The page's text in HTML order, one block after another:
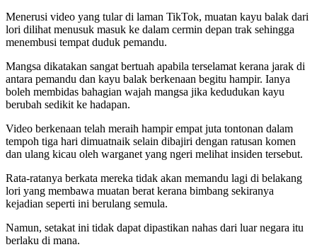
Menerusi video yang tular di laman TikTok, muatan kayu balak dari
lori dilihat menusuk masuk ke dalam cermin depan trak sehingga
menembusi tempat duduk pemandu.
Mangsa dikatakan sangat bertuah apabila terselamat kerana jarak di
antara pemandu dan kayu balak berkenaan begitu hampir. Ianya
boleh membidas bahagian wajah mangsa jika kedudukan kayu
berubah sedikit ke hadapan.
Video berkenaan telah meraih hampir empat juta tontonan dalam
tempoh tiga hari dimuatnaik selain dibajiri dengan ratusan komen
dan ulang kicau oleh warganet yang ngeri melihat insiden tersebut.
Rata-ratanya berkata mereka tidak akan memandu lagi di belakang
lori yang membawa muatan berat kerana bimbang sekiranya
kejadian seperti ini berulang semula.
Namun, setakat ini tidak dapat dipastikan nahas dari luar negara itu
berlaku di mana.